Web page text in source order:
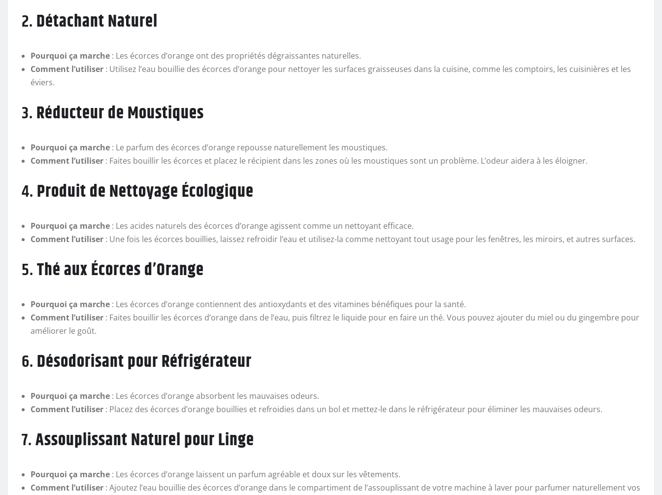
2.Détachant Naturel
Pourquoi ça marche : Les écorces d’orange ont des propriétés dégraissantes naturelles.
Comment l’utiliser : Utilisez l’eau bouillie des écorces d’orange pour nettoyer les surfaces graisseuses dans la cuisine, comme les comptoirs, les cuisinières et les
éviers.
3.Réducteur de Moustiques
Pourquoi ça marche : Le parfum des écorces d’orange repousse naturellement les moustiques.
Comment l’utiliser : Faites bouillir les écorces et placez le récipient dans les zones où les moustiques sont un problème. L’odeur aidera à les éloigner.
4.Produit de Nettoyage Écologique
Pourquoi ça marche : Les acides naturels des écorces d’orange agissent comme un nettoyant efficace.
Comment l’utiliser : Une fois les écorces bouillies, laissez refroidir l’eau et utilisez-la comme nettoyant tout usage pour les fenêtres, les miroirs, et autres surfaces.
5.Thé aux Écorces d’Orange
Pourquoi ça marche : Les écorces d’orange contiennent des antioxydants et des vitamines bénéfiques pour la santé.
Comment l’utiliser : Faites bouillir les écorces d’orange dans de l’eau, puis filtrez le liquide pour en faire un thé. Vous pouvez ajouter du miel ou du gingembre pour
améliorer le goût.
6.Désodorisant pour Réfrigérateur
Pourquoi ça marche : Les écorces d’orange absorbent les mauvaises odeurs.
Comment l’utiliser : Placez des écorces d’orange bouillies et refroidies dans un bol et mettez-le dans le réfrigérateur pour éliminer les mauvaises odeurs.
7.Assouplissant Naturel pour Linge
Pourquoi ça marche : Les écorces d’orange laissent un parfum agréable et doux sur les vêtements.
Comment l’utiliser : Ajoutez l’eau bouillie des écorces d’orange dans le compartiment de l’assouplissant de votre machine à laver pour parfumer naturellement vos